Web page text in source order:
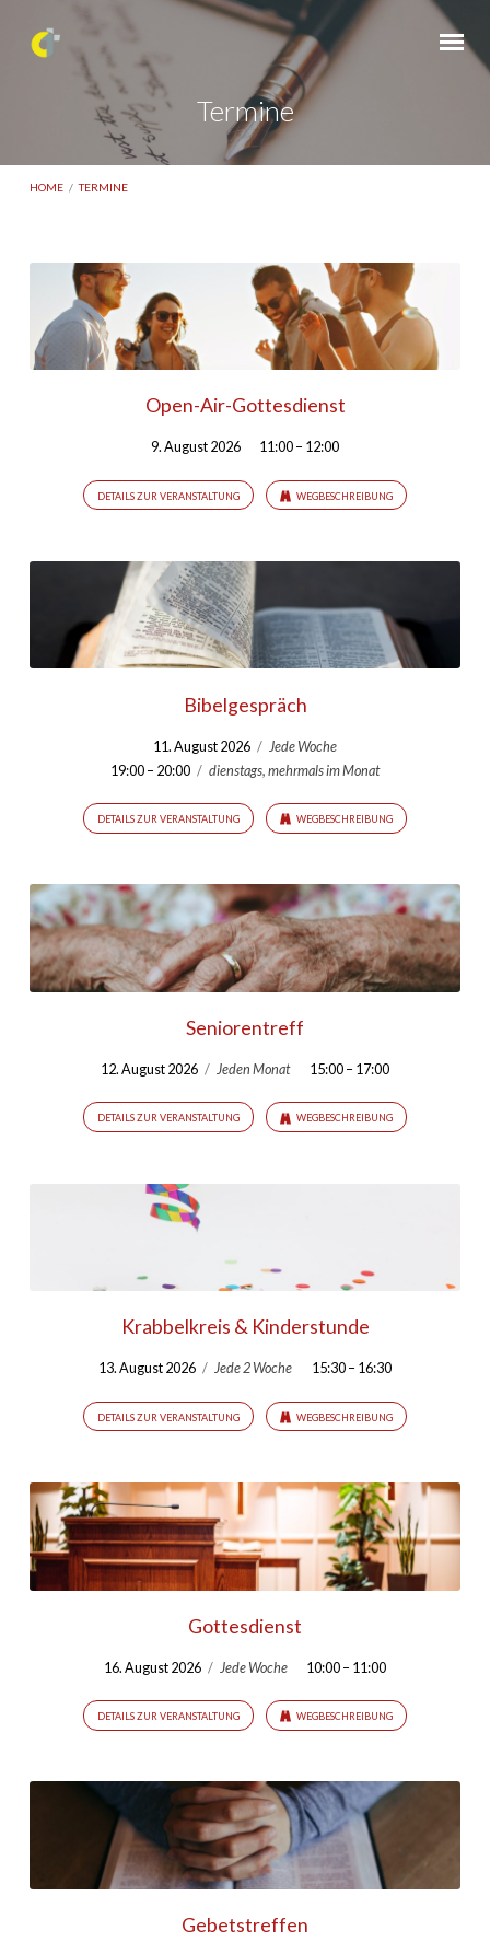
Termine
HOME / TERMINE
Termine
Open-Air-Gottesdienst
9. August 2026 11:00 – 12:00
DETAILS ZUR VERANSTALTUNG WEGBESCHREIBUNG
Bibelgespräch
11. August 2026 / Jede Woche
19:00 – 20:00 / dienstags, mehrmals im Monat
DETAILS ZUR VERANSTALTUNG WEGBESCHREIBUNG
Seniorentreff
12. August 2026 / Jeden Monat 15:00 – 17:00
DETAILS ZUR VERANSTALTUNG WEGBESCHREIBUNG
Krabbelkreis & Kinderstunde
13. August 2026 / Jede 2 Woche 15:30 – 16:30
DETAILS ZUR VERANSTALTUNG WEGBESCHREIBUNG
Gottesdienst
16. August 2026 / Jede Woche 10:00 – 11:00
DETAILS ZUR VERANSTALTUNG WEGBESCHREIBUNG
Gebetstreffen